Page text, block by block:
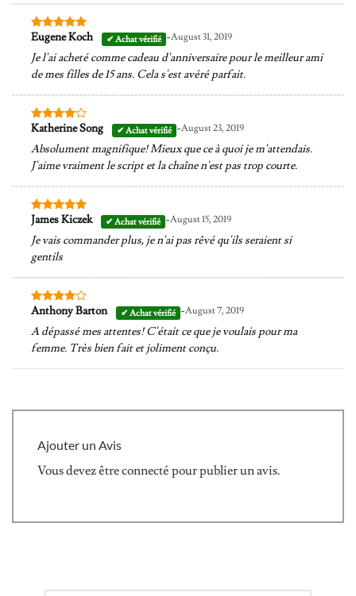
Note5sur
Eugene Koch -August 31, 2019
Je l'ai acheté comme cadeau d'anniversaire pour le meilleur ami
de mes filles de 15 ans. Cela s'est avéré parfait.
Note4
Katherine Song -August 23, 2019
Absolument magnifique! Mieux que ce à quoi je m'attendais.
J'aime vraiment le script et la chaîne n'est pas trop courte.
Note5sur
James Kiczek -August 15, 2019
Je vais commander plus, je n'ai pas rêvé qu'ils seraient si
gentils
Note4
Anthony Barton -August 7, 2019
A dépassé mes attentes! C'était ce que je voulais pour ma
femme. Très bien fait et joliment conçu.
Ajouter un Avis
Vous devez êtreconnecté pour publier un avis.